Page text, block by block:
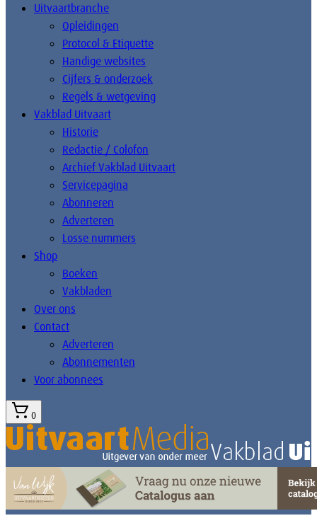
Uitvaartbranche
Opleidingen
Protocol & Etiquette
Handige websites
Cijfers & onderzoek
Regels & wetgeving
Vakblad Uitvaart
Historie
Redactie / Colofon
Archief Vakblad Uitvaart
Servicepagina
Abonneren
Adverteren
Losse nummers
Shop
Boeken
Vakbladen
Over ons
Contact
Adverteren
Abonnementen
Voor abonnees
0